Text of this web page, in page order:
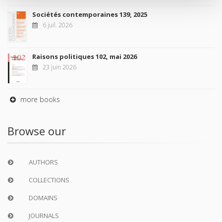
Sociétés contemporaines 139, 2025
6 juil. 2026
Raisons politiques 102, mai 2026
23 juin 2026
more books
Browse our
AUTHORS
COLLECTIONS
DOMAINS
JOURNALS